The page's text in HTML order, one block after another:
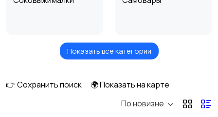
Кухонные чопперы
Вакууматоры для
Показать все категории
👉 Сохранить поиск
🌍 Показать на карте
По новизне